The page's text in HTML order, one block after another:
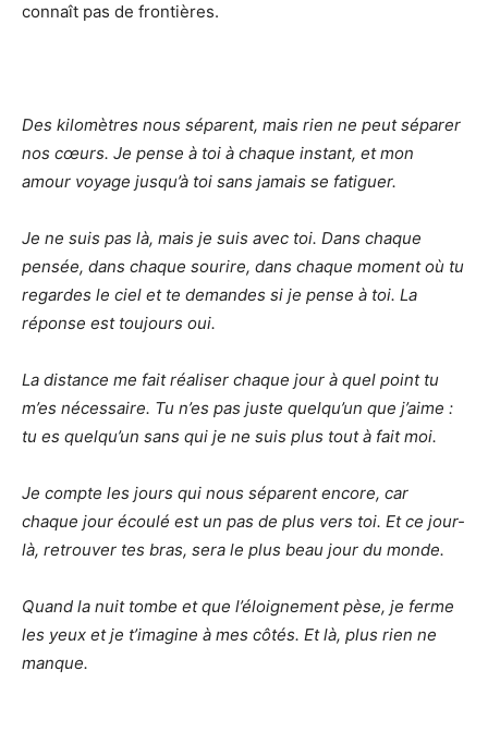
connaît pas de frontières.
Des kilomètres nous séparent, mais rien ne peut séparer
nos cœurs. Je pense à toi à chaque instant, et mon
amour voyage jusqu’à toi sans jamais se fatiguer.
Je ne suis pas là, mais je suis avec toi. Dans chaque
pensée, dans chaque sourire, dans chaque moment où tu
regardes le ciel et te demandes si je pense à toi. La
réponse est toujours oui.
La distance me fait réaliser chaque jour à quel point tu
m’es nécessaire. Tu n’es pas juste quelqu’un que j’aime :
tu es quelqu’un sans qui je ne suis plus tout à fait moi.
Je compte les jours qui nous séparent encore, car
chaque jour écoulé est un pas de plus vers toi. Et ce jour-
là, retrouver tes bras, sera le plus beau jour du monde.
Quand la nuit tombe et que l’éloignement pèse, je ferme
les yeux et je t’imagine à mes côtés. Et là, plus rien ne
manque.